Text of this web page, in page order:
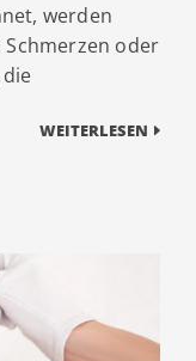
werden
oder
WEITERLESEN